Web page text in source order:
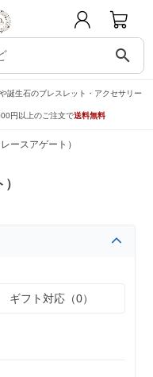
search
誕生石のブレスレット・アクセサリー
円以上のご注文で送料無料
ースアゲート）
ギフト対応（0）